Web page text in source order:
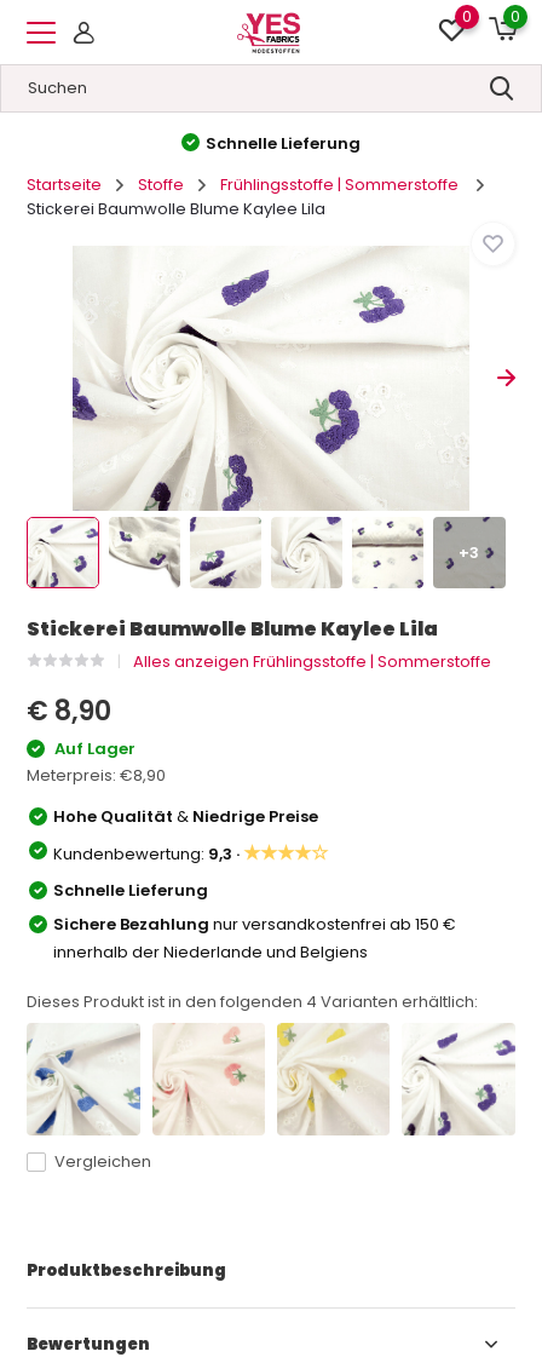
0 0
Hohe Qualität&Niedrige Preise
Startseite
Stoffe
Frühlingsstoffe | Sommerstoffe
Stickerei Baumwolle Blume Kaylee Lila
+3
Stickerei Baumwolle Blume Kaylee Lila
Alles anzeigen Frühlingsstoffe | Sommerstoffe
€ 8,90
Auf Lager
Meterpreis:€8,90
Hohe Qualität& Niedrige Preise
Kundenbewertung: 9,3 ·★★★★☆
Schnelle Lieferung
Sichere Bezahlung nur versandkostenfrei ab 150 €
innerhalb der Niederlande und Belgiens
Dieses Produkt ist in den folgenden 4 Varianten erhältlich:
Vergleichen
Produktbeschreibung
Bewertungen